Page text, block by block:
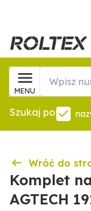
MENU
Szukaj po
Wróć do
Komplet
AGTECH